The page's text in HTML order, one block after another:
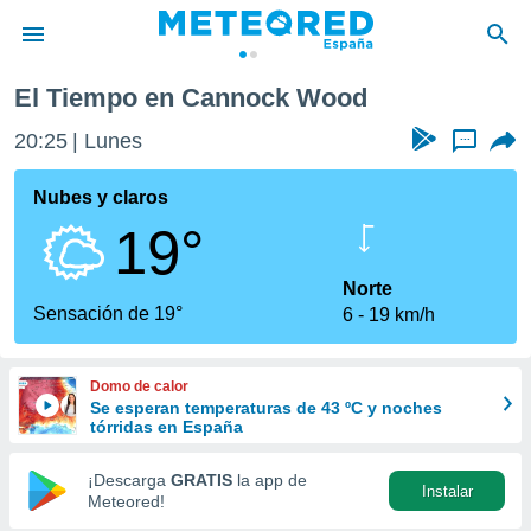
de
por
que se
calidad.
a este
las
y
forma
digital
basada
El Tiempo en Cannock Wood
20:25 Lunes ...
Nubes y claros
19°
Sensación de 19°
Norte
6
19 km/h
Domo de calor
Se esperan temperaturas de 43 ºC y noches
tórridas en España
¡Descarga GRATIS la app de
Meteored!
Instalar